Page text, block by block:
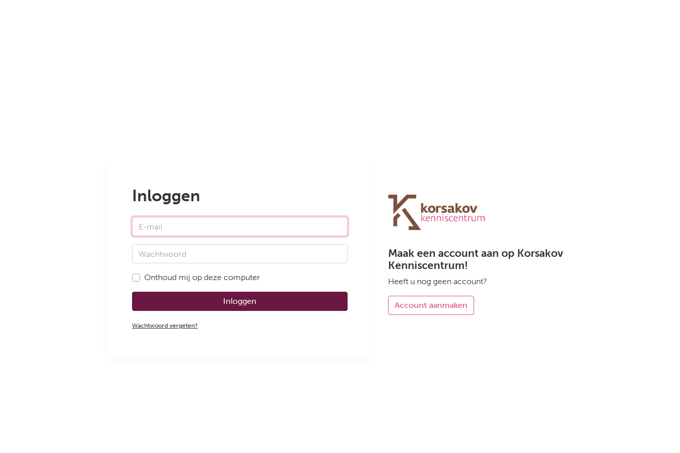
Inloggen
E-mail
Wachtwoord
Onthoud mij op deze computer
Inloggen
Wachtwoord vergeten?
Maak een account aan op Korsakov
Kenniscentrum!
Heeft u nog geen account?
Account aanmaken